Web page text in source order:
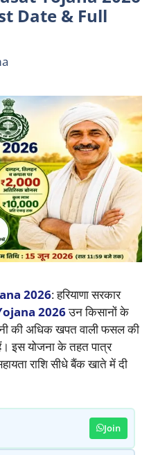
Date & Full
2026: हरियाणा सरकार
2026उन किसानों के
की अधिक खपत वाली फसल की
इस योजना के तहत पात्र
राशि सीधे बैंक खाते में दी
Join